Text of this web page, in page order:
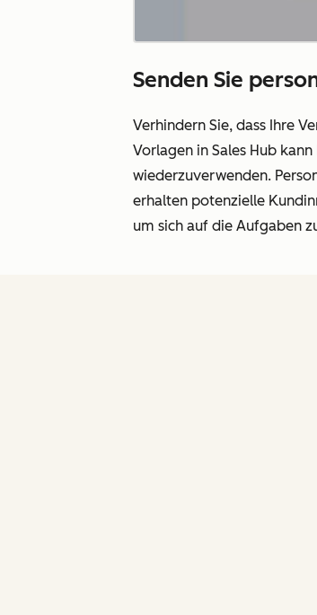
Senden Sie
Verhindern Sie, dass Ihre
Vorlagen in Sales Hub
wiederzuverwenden.
erhalten potenzielle
um sich auf die Aufgaben